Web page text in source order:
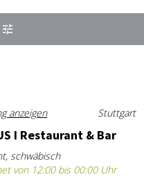
anzeigen Stuttgart
I Re­stau­rant & Bar
schwäbisch
von 12:00 bis 00:00 Uhr